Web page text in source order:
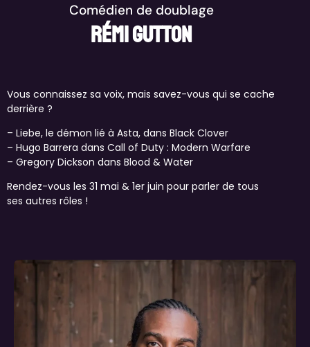
Comédien de doublage
Rémi Gutton
Vous connaissez sa voix, mais savez-vous qui se cache
derrière ?
– Liebe, le démon lié à Asta, dans Black Clover
– Hugo Barrera dans Call of Duty : Modern Warfare
– Gregory Dickson dans Blood & Water
Rendez-vous les 31 mai & 1er juin pour parler de tous
ses autres rôles !